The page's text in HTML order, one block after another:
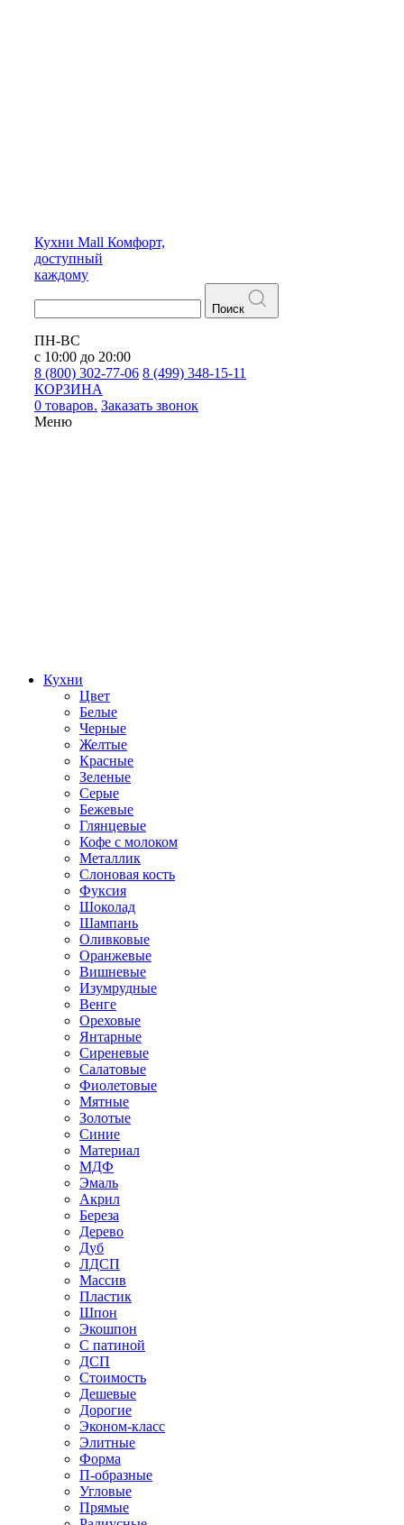
Кухни Mall Комфорт,
доступный
каждому
Поиск
ПН-ВС
с 10:00 до 20:00
8 (800) 302-77-06 8 (499) 348-15-11
КОРЗИНА
0 товаров. Заказать звонок
Меню
Кухни
Цвет
Белые
Черные
Желтые
Красные
Зеленые
Серые
Бежевые
Глянцевые
Кофе с молоком
Металлик
Слоновая кость
Фуксия
Шоколад
Шампань
Оливковые
Оранжевые
Вишневые
Изумрудные
Венге
Ореховые
Янтарные
Сиреневые
Салатовые
Фиолетовые
Мятные
Золотые
Синие
Материал
МДФ
Эмаль
Акрил
Береза
Дерево
Дуб
ЛДСП
Массив
Пластик
Шпон
Экошпон
С патиной
ДСП
Стоимость
Дешевые
Дорогие
Эконом-класс
Элитные
Форма
П-образные
Угловые
Прямые